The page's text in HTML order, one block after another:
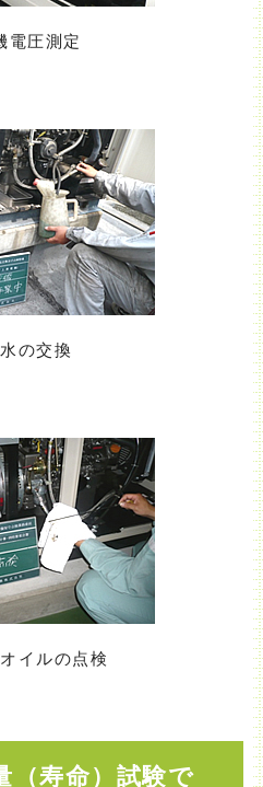
電圧測定
の交換
イルの点検
（寿命）試験で